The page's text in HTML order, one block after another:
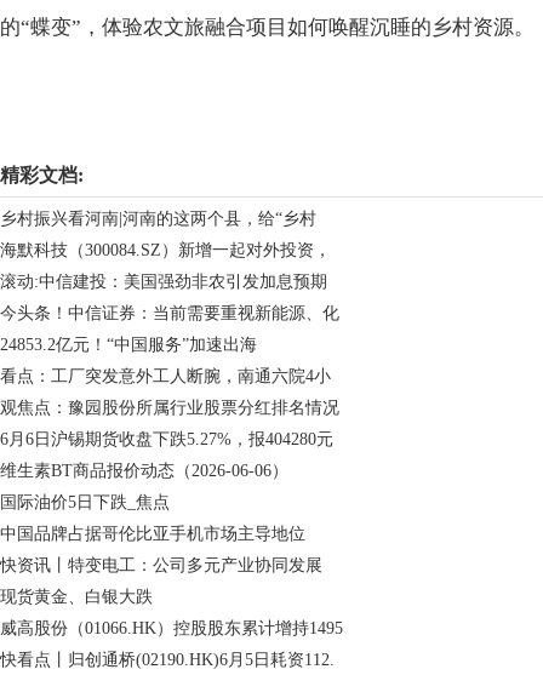
的“蝶变”，体验农文旅融合项目如何唤醒沉睡的乡村资源。
精彩文档:
乡村振兴看河南|河南的这两个县，给“乡村
海默科技（300084.SZ）新增一起对外投资，
滚动:中信建投：美国强劲非农引发加息预期
今头条！中信证券：当前需要重视新能源、化
24853.2亿元！“中国服务”加速出海
看点：工厂突发意外工人断腕，南通六院4小
观焦点：豫园股份所属行业股票分红排名情况
6月6日沪锡期货收盘下跌5.27%，报404280元
维生素BT商品报价动态（2026-06-06）
国际油价5日下跌_焦点
中国品牌占据哥伦比亚手机市场主导地位
快资讯丨特变电工：公司多元产业协同发展
现货黄金、白银大跌
威高股份（01066.HK）控股股东累计增持1495
快看点丨归创通桥(02190.HK)6月5日耗资112.